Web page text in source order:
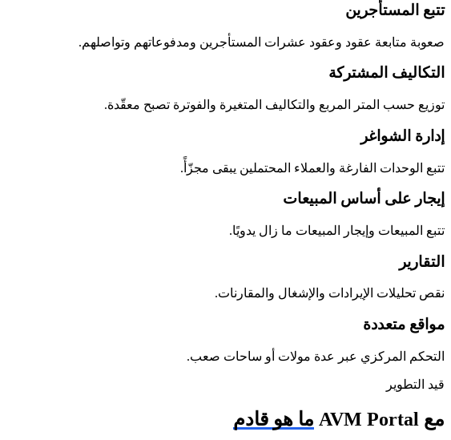
تتبع المستأجرين
صعوبة متابعة عقود وعقود عشرات المستأجرين ومدفوعاتهم وتواصلهم.
التكاليف المشتركة
توزيع حسب المتر المربع والتكاليف المتغيرة والفوترة تصبح معقّدة.
إدارة الشواغر
تتبع الوحدات الفارغة والعملاء المحتملين يبقى مجزّأً.
إيجار على أساس المبيعات
تتبع المبيعات وإيجار المبيعات ما زال يدويًا.
التقارير
نقص تحليلات الإيرادات والإشغال والمقارنات.
مواقع متعددة
التحكم المركزي عبر عدة مولات أو ساحات صعب.
قيد التطوير
مع AVM Portal ما هو قادم